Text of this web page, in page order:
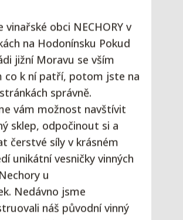
vinařské obci NECHORY v
na Hodonínsku Pokud
jižní Moravu se vším
co k ní patří, potom jste na
správně.
vám možnost navštívit
sklep, odpočinout si a
čerstvé síly v krásném
unikátní vesničky vinných
u
Nedávno jsme
náš původní vinný